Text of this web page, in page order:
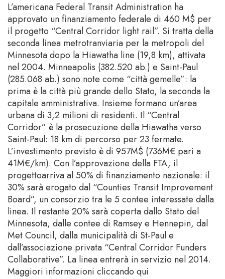
L’americana Federal Transit Administration ha
approvato un finanziamento federale di 460 M$ per
il progetto “Central Corridor light rail”. Si tratta della
seconda linea metrotranviaria per la metropoli del
Minnesota dopo la Hiawatha line (19,8 km), attivata
nel 2004. Minneapolis (382.520 ab.) e Saint-Paul
(285.068 ab.) sono note come “città gemelle”: la
prima è la città più grande dello Stato, la seconda la
capitale amministrativa. Insieme formano un’area
urbana di 3,2 milioni di residenti. Il “Central
Corridor” è la prosecuzione della Hiawatha verso
Saint-Paul: 18 km di percorso per 23 fermate.
L’investimento previsto è di 957M$ (736M€ pari a
41M€/km). Con l’approvazione della FTA, il
progettoarriva al 50% di finanziamento nazionale: il
30% sarà erogato dal “Counties Transit Improvement
Board”, un consorzio tra le 5 contee interessate dalla
linea. Il restante 20% sarà coperta dallo Stato del
Minnesota, dalle contee di Ramsey e Hennepin, dal
Met Council, dalla municipalità di St-Paul e
dall’associazione privata “Central Corridor Funders
Collaborative”. La linea entrerà in servizio nel 2014.
Maggiori informazioni cliccando qui